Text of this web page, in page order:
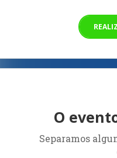
O
Separamos